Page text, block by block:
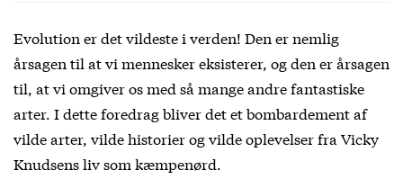
Evolution er det vildeste i verden! Den er nemlig
årsagen til at vi mennesker eksisterer, og den er årsagen
til, at vi omgiver os med så mange andre fantastiske
arter. I dette foredrag bliver det et bombardement af
vilde arter, vilde historier og vilde oplevelser fra Vicky
Knudsens liv som kæmpenørd.